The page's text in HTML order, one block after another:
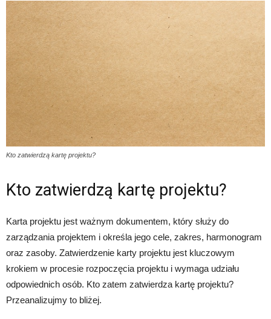
Kto zatwierdzą kartę projektu?
Kto zatwierdzą kartę projektu?
Karta projektu jest ważnym dokumentem, który służy do
zarządzania projektem i określa jego cele, zakres, harmonogram
oraz zasoby. Zatwierdzenie karty projektu jest kluczowym
krokiem w procesie rozpoczęcia projektu i wymaga udziału
odpowiednich osób. Kto zatem zatwierdza kartę projektu?
Przeanalizujmy to bliżej.